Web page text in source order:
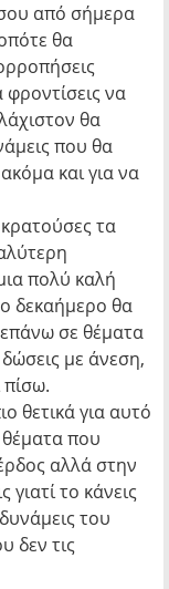
από σήμερα
θα
φροντίσεις να
θα
που θα
και για να
τα
πολύ καλή
δεκαήμερο θα
επάνω σε θέματα
με άνεση,
πίσω.
θετικά για αυτό
θέματα που
αλλά στην
το κάνεις
του
δεν τις